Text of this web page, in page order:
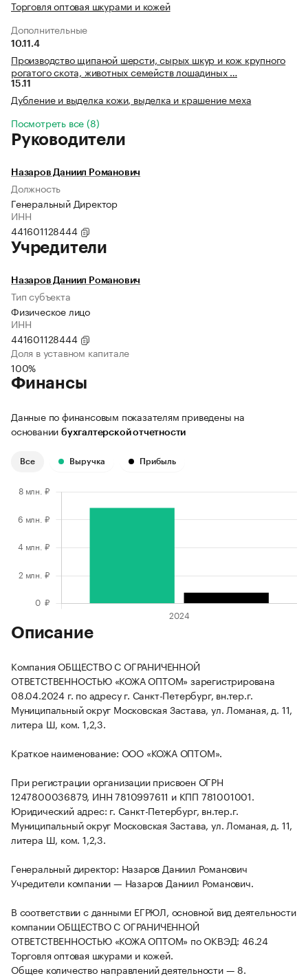
Торговля оптовая шкурами и кожей
Дополнительные
10.11.4
Производство щипаной шерсти, сырых шкур и кож крупного
рогатого скота, животных семейств лошадиных …
15.11
Дубление и выделка кожи, выделка и крашение меха
Посмотреть все (8)
Руководители
Назаров Даниил Романович
Должность
Генеральный Директор
ИНН
441601128444
Учредители
Назаров Даниил Романович
Тип субъекта
Физическое лицо
ИНН
441601128444
Доля в уставном капитале
100%
Финансы
Данные по финансовым показателям приведены на
основании бухгалтерской отчетности
Все Выручка Прибыль
Описание
Компания ОБЩЕСТВО С ОГРАНИЧЕННОЙ
ОТВЕТСТВЕННОСТЬЮ «КОЖА ОПТОМ» зарегистрирована
08.04.2024 г. по адресу г. Санкт-Петербург, вн.тер.г.
Муниципальный округ Московская Застава, ул. Ломаная, д. 11,
литера Ш, ком. 1,2,3.
Краткое наименование: ООО «КОЖА ОПТОМ».
При регистрации организации присвоен ОГРН
1247800036879, ИНН 7810997611 и КПП 781001001.
Юридический адрес: г. Санкт-Петербург, вн.тер.г.
Муниципальный округ Московская Застава, ул. Ломаная, д. 11,
литера Ш, ком. 1,2,3.
Генеральный директор: Назаров Даниил Романович
Учредители компании — Назаров Даниил Романович.
В соответствии с данными ЕГРЮЛ, основной вид деятельности
компании ОБЩЕСТВО С ОГРАНИЧЕННОЙ
ОТВЕТСТВЕННОСТЬЮ «КОЖА ОПТОМ» по ОКВЭД: 46.24
Торговля оптовая шкурами и кожей.
Общее количество направлений деятельности — 8.